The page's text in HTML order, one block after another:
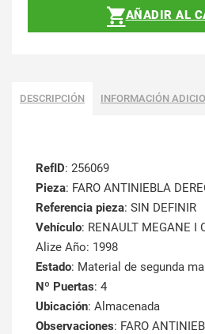
AÑADIR AL
DESCRIPCIÓN INFORMACIÓN
RefID: 256069
Pieza: FARO ANTINIEBLA
Referencia pieza: SIN DEFINIR
Vehículo: RENAULT MEGANE I
Alize Año: 1998
Estado: Material de segunda
Nº Puertas: 4
Ubicación: Almacenada
Observaciones: FARO